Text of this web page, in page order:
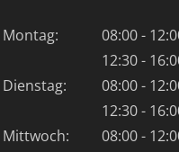
Montag:
08:00 -
12:30 -
Dienstag:
08:00 -
12:30 -
Mittwoch:
08:00 -